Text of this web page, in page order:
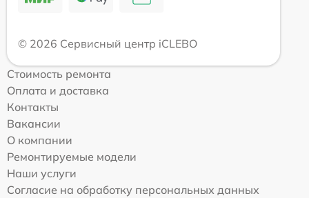
© 2026 Сервисный центр iCLEBO
Стоимость ремонта
Оплата и доставка
Контакты
Вакансии
О компании
Ремонтируемые модели
Наши услуги
Согласие на обработку персональных данных